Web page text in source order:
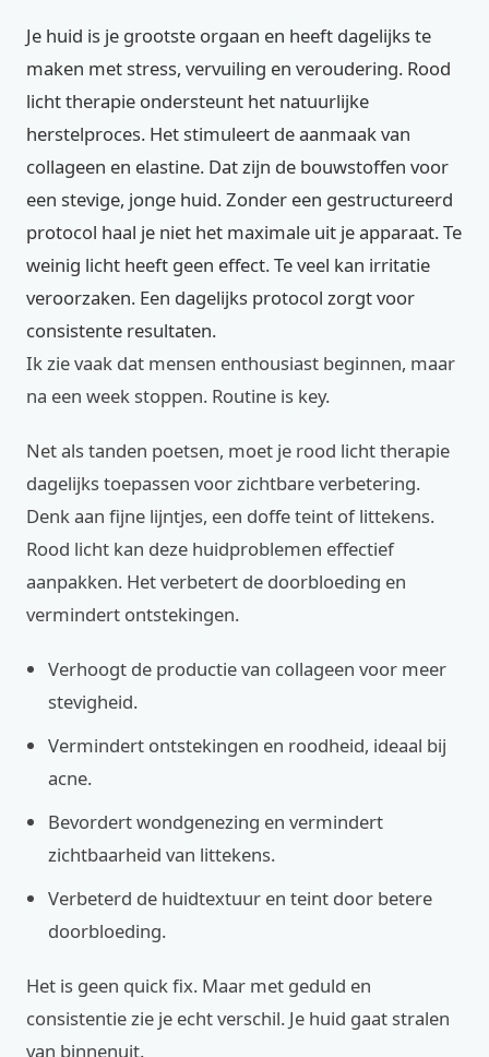
Je huid is je grootste orgaan en heeft dagelijks te
maken met stress, vervuiling en veroudering. Rood
licht therapie ondersteunt het natuurlijke
herstelproces. Het stimuleert de aanmaak van
collageen en elastine. Dat zijn de bouwstoffen voor
een stevige, jonge huid. Zonder een gestructureerd
protocol haal je niet het maximale uit je apparaat. Te
weinig licht heeft geen effect. Te veel kan irritatie
veroorzaken. Een dagelijks protocol zorgt voor
consistente resultaten.
Ik zie vaak dat mensen enthousiast beginnen, maar
na een week stoppen. Routine is key.
Net als tanden poetsen, moet je rood licht therapie
dagelijks toepassen voor zichtbare verbetering.
Denk aan fijne lijntjes, een doffe teint of littekens.
Rood licht kan deze huidproblemen effectief
aanpakken. Het verbetert de doorbloeding en
vermindert ontstekingen.
Verhoogt de productie van collageen voor meer
stevigheid.
Vermindert ontstekingen en roodheid, ideaal bij
acne.
Bevordert wondgenezing en vermindert
zichtbaarheid van littekens.
Verbeterd de huidtextuur en teint door betere
doorbloeding.
Het is geen quick fix. Maar met geduld en
consistentie zie je echt verschil. Je huid gaat stralen
van binnenuit.